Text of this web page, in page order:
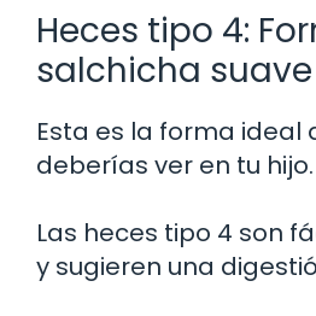
Heces tipo 4:
salchicha
Esta es la forma ideal
deberías ver en tu hijo.
Las heces tipo 4 son
y sugieren una